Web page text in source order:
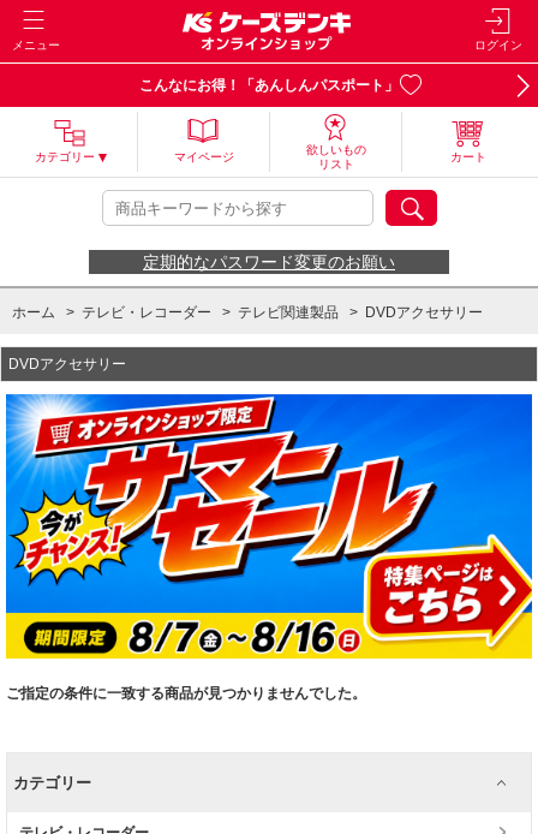
メニュー ログイン
こんなにお得！「あんしんパスポート」
カテゴリー マイページ
欲しいもの
リスト
カート
定期的なパスワード変更のお願い
ホーム > テレビ・レコーダー > テレビ関連製品 > DVDアクセサリー
DVDアクセサリー
ご指定の条件に一致する商品が見つかりませんでした。
カテゴリー